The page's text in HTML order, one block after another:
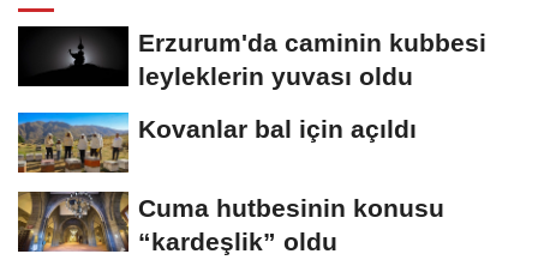
Erzurum'da caminin kubbesi
leyleklerin yuvası oldu
Kovanlar bal için açıldı
Cuma hutbesinin konusu
“kardeşlik” oldu